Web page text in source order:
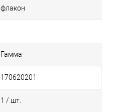
флакон
Гамма
170620201
1 / шт.